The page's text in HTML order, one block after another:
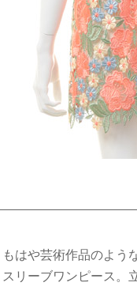
もはや芸術作品のよう
スリーブワンピース。